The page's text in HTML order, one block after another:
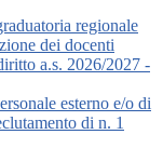
regionale
dei docenti
a.s. 2026/2027 -
esterno e/o di
di n. 1